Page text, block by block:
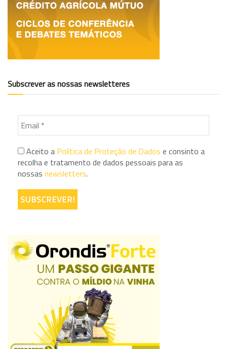
Subscrever as nossas newsletteres
Aceito a Política de Proteção de Dados e consinto a
recolha e tratamento de dados pessoais para as
nossas newsletters.